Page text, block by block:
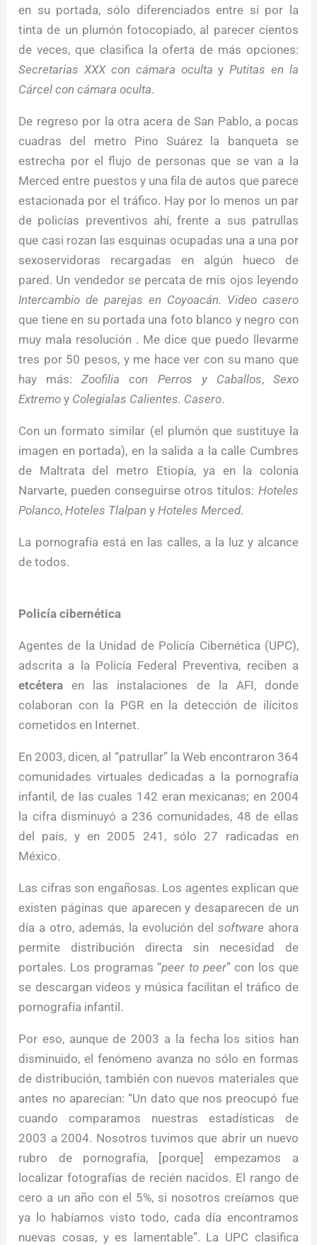
en su portada, sólo diferenciados entre sí por la
tinta de un plumón fotocopiado, al parecer cientos
de veces, que clasifica la oferta de más opciones:
Secretarias XXX con cámara oculta yPutitas en la
Cárcel con cámara oculta.
De regreso por la otra acera de San Pablo, a pocas
cuadras del metro Pino Suárez la banqueta se
estrecha por el flujo de personas que se van a la
Merced entre puestos y una fila de autos que parece
estacionada por el tráfico. Hay por lo menos un par
de policías preventivos ahí, frente a sus patrullas
que casi rozan las esquinas ocupadas una a una por
sexoservidoras recargadas en algún hueco de
pared. Un vendedor se percata de mis ojos leyendo
Intercambio de parejas en Coyoacán. Video casero
que tiene en su portada una foto blanco y negro con
muy mala resolución . Me dice que puedo llevarme
tres por 50 pesos, y me hace ver con su mano que
hay más:Zoofilia con Perros y Caballos, Sexo
Extremo y Colegialas Calientes. Casero.
Con un formato similar (el plumón que sustituye la
imagen en portada), en la salida a la calle Cumbres
de Maltrata del metro Etiopía, ya en la colonia
Narvarte, pueden conseguirse otros títulos: Hoteles
Polanco,Hoteles Tlalpan yHoteles Merced.
La pornografía está en las calles, a la luz y alcance
de todos.
Policía cibernética
Agentes de la Unidad de Policía Cibernética (UPC),
adscrita a la Policía Federal Preventiva, reciben a
etcétera en las instalaciones de la AFI, donde
colaboran con la PGR en la detección de ilícitos
cometidos en Internet.
En 2003, dicen, al “patrullar” la Web encontraron 364
comunidades virtuales dedicadas a la pornografía
infantil, de las cuales 142 eran mexicanas; en 2004
la cifra disminuyó a 236 comunidades, 48 de ellas
del país, y en 2005 241, sólo 27 radicadas en
México.
Las cifras son engañosas. Los agentes explican que
existen páginas que aparecen y desaparecen de un
día a otro, además, la evolución del software ahora
permite distribución directa sin necesidad de
portales. Los programas “peer to peer” con los que
se descargan videos y música facilitan el tráfico de
pornografía infantil.
Por eso, aunque de 2003 a la fecha los sitios han
disminuido, el fenómeno avanza no sólo en formas
de distribución, también con nuevos materiales que
antes no aparecían: “Un dato que nos preocupó fue
cuando comparamos nuestras estadísticas de
2003 a 2004. Nosotros tuvimos que abrir un nuevo
rubro de pornografía, [porque] empezamos a
localizar fotografías de recién nacidos. El rango de
cero a un año con el 5%, si nosotros creíamos que
ya lo habíamos visto todo, cada día encontramos
nuevas cosas, y es lamentable”. La UPC clasifica